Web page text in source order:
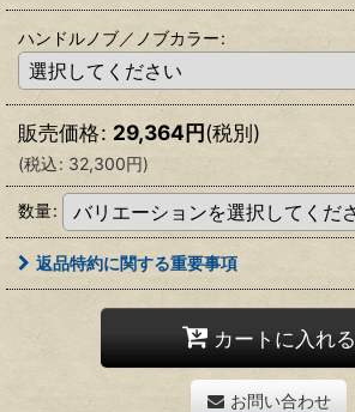
ハンドルノブ／ノブカラー:
販売価格: 29,364円(税別)
(税込: 32,300円)
数量:
返品特約に関する重要事項
カートに入れる
お問い合わせ